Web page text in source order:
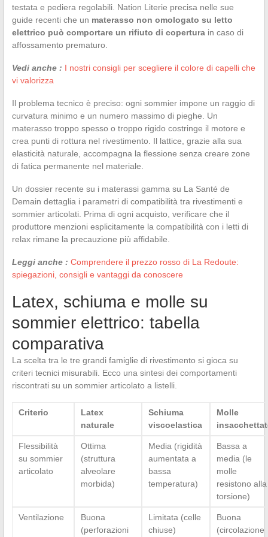
testata e pediera regolabili. Nation Literie precisa nelle sue
guide recenti che un materasso non omologato su letto
elettrico può comportare un rifiuto di coperturain caso di
affossamento prematuro.
Vedi anche : I nostri consigli per scegliere il colore di capelli che
vi valorizza
Il problema tecnico è preciso: ogni sommier impone un raggio di
curvatura minimo e un numero massimo di pieghe. Un
materasso troppo spesso o troppo rigido costringe il motore e
crea punti di rottura nel rivestimento. Il lattice, grazie alla sua
elasticità naturale, accompagna la flessione senza creare zone
di fatica permanente nel materiale.
Un dossier recente su i materassi gamma su La Santé de
Demain dettaglia i parametri di compatibilità tra rivestimenti e
sommier articolati. Prima di ogni acquisto, verificare che il
produttore menzioni esplicitamente la compatibilità con i letti di
relax rimane la precauzione più affidabile.
Leggi anche : Comprendere il prezzo rosso di La Redoute:
spiegazioni, consigli e vantaggi da conoscere
Latex, schiuma e molle su
sommier elettrico: tabella
comparativa
La scelta tra le tre grandi famiglie di rivestimento si gioca su
criteri tecnici misurabili. Ecco una sintesi dei comportamenti
riscontrati su un sommier articolato a listelli.
Criterio
Latex
naturale
Schiuma
viscoelastica
Molle
Flessibilità
su sommier
articolato
Ottima
(struttura
alveolare
morbida)
Media (rigidità
aumentata a
bassa
temperatura)
Bassa a
media (le
molle
resistono alla
torsione)
Ventilazione
Buona
(perforazioni
Limitata (celle
chiuse)
Buona
(circolazione